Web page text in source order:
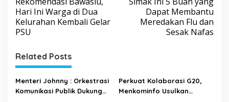
o
s
t
n
a
v
i
Hari Ini Warga di Dua
Kelurahan Kembali Gelar
PSU
Dapat Membantu
Meredakan Flu dan
Sesak Nafas
Related Posts
Menteri Johnny : Orkestrasi
Komunikasi Publik Dukung
Perkuat Kolaborasi G20,
Menkominfo Usulkan